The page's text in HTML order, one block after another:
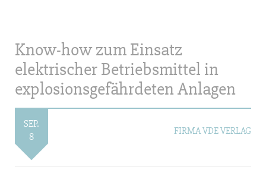
Know-how zum Einsatz
elektrischer Betriebsmittel in
explosionsgefährdeten Anlagen
SEP.
8
FIRMA VDE VERLAG